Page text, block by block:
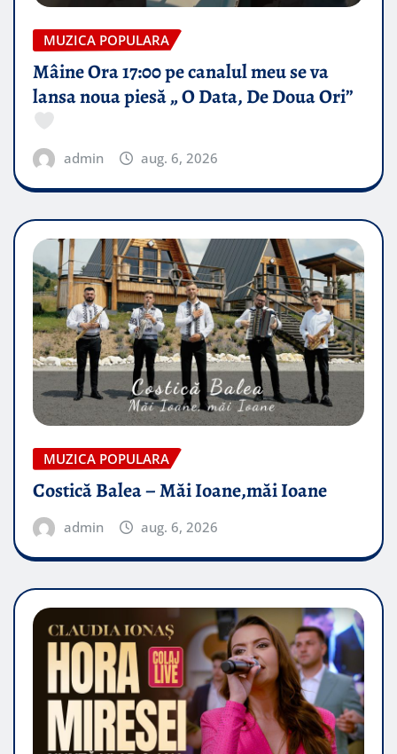
MUZICA POPULARA
Mâine Ora 17:00 pe canalul meu se va
lansa noua piesă „ O Data, De Doua Ori”
admin aug. 6, 2026
MUZICA POPULARA
Costică Balea – Măi Ioane,măi Ioane
admin aug. 6, 2026